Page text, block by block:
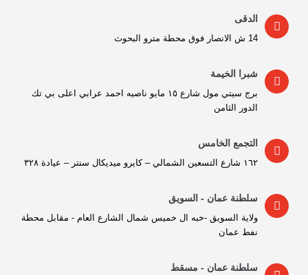
الدقى
14 ش الانصار فوق محطة مترو البحوث
شبرا الخيمة
برج سيتي مول شارع ١٥ مايو ناصيه احمد عرابي اعلى بي تك
الدور الثامن
التجمع الخامس
١٦٢ شارع التسعين الشمالي – كايرو ميديكال سنتر – عيادة ٣٢٨
سلطنة عمان - السويق
ولاية السويق -خبه ال خميس شمال الشارع العام - مقابل محطة
نفط عمان
سلطنة عمان - مسقط